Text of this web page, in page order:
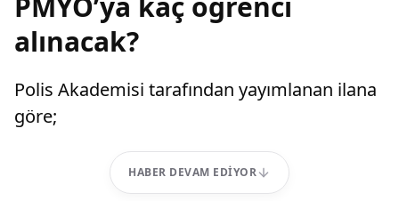
alınacak?
Polis Akademisi tarafından yayımlanan ilana
göre;
HABER DEVAM EDIYOR